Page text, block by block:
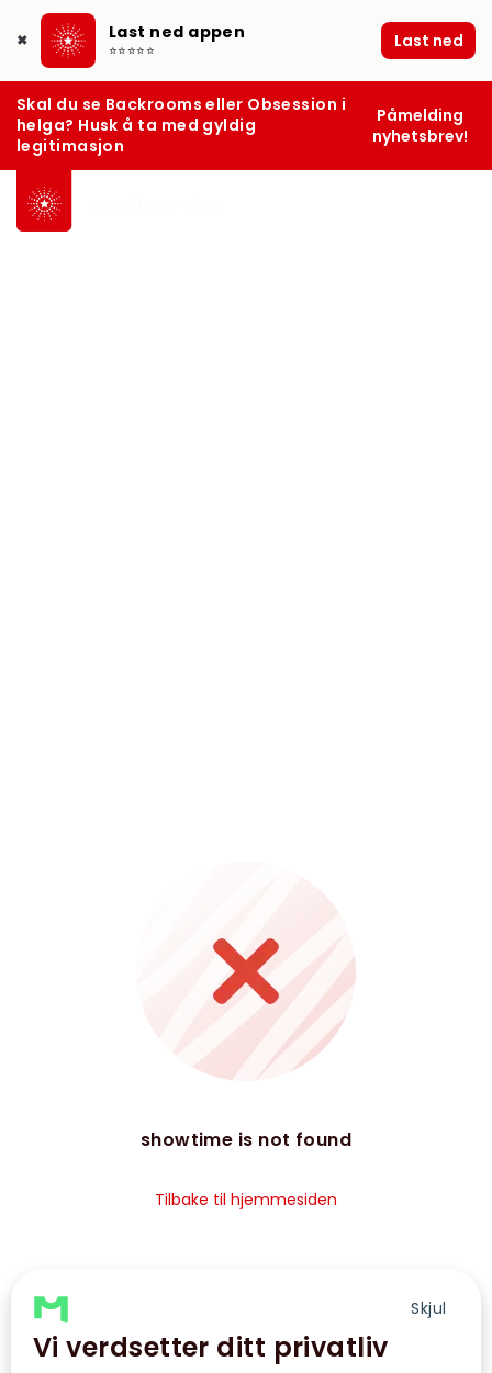
Skjul
Vi verdsetter ditt privatliv
✖ Last ned appen
⭐⭐⭐⭐⭐ Last ned
Skal du se Backrooms eller Obsession i
helga? Husk å ta med gyldig
legitimasjon
Påmelding
nyhetsbrev!
showtime is not found
Tilbake til hjemmesiden